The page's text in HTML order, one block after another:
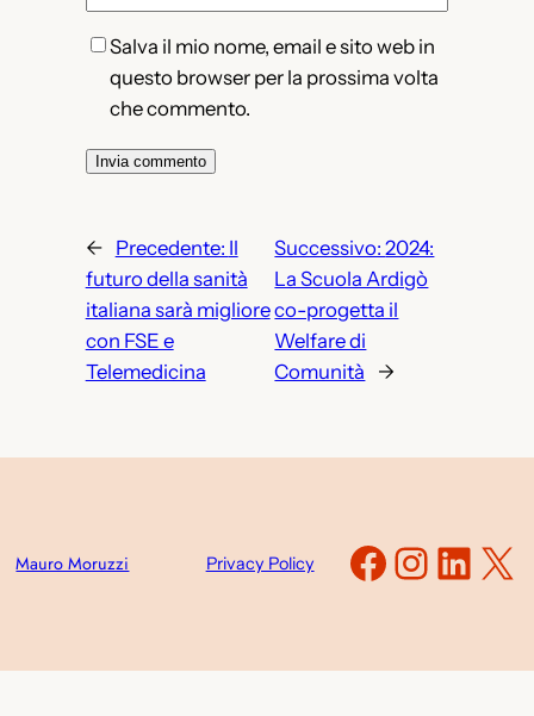
Salva il mio nome, email e sito web in
questo browser per la prossima volta
che commento.
← Precedente: Il
futuro della sanità
italiana sarà migliore
con FSE e
Telemedicina
Successivo:2024:
La Scuola Ardigò
co-progetta il
Welfare di
Comunità
→
Mauro Moruzzi Privacy Policy X